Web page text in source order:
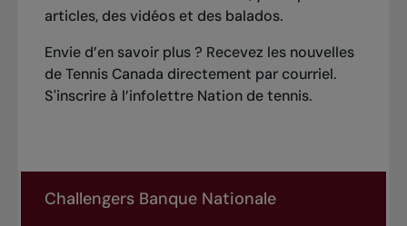
articles, des vidéos et des balados.
Envie d’en savoir plus ? Recevez les nouvelles
de Tennis Canada directement par courriel.
S'inscrire à l’infolettre Nation de tennis.
Rechercher par sujet, joueur ou autre